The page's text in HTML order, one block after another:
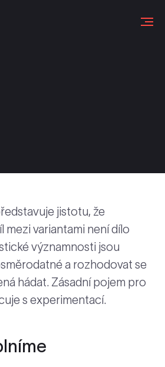
jistotu, že
mezi variantami není dílo
významnosti jsou
a rozhodovat se
hádat. Zásadní pojem pro
s experimentací.